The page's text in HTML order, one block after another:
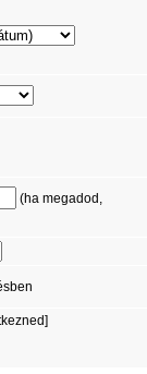
(ha megadod,